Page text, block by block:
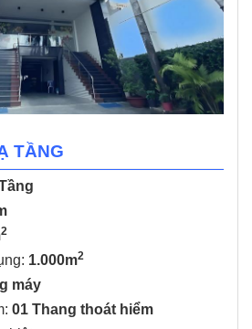
TẦNG
2
1.000m2
máy
01 Thang thoát hiểm